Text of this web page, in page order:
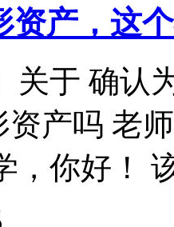
资产，这
关于 确认
资产吗 老
，你好！